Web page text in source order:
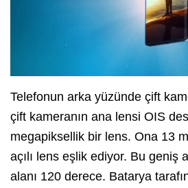
Telefonun arka yüzünde çift
çift kameranın ana lensi OIS
megapiksellik bir lens. Ona 13
açılı lens eşlik ediyor. Bu geniş
alanı 120 derece. Batarya